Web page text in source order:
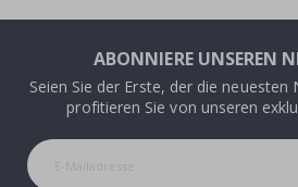
ABONNIERE UNSEREN
Seien Sie der Erste, der die neuesten
profitieren Sie von unseren